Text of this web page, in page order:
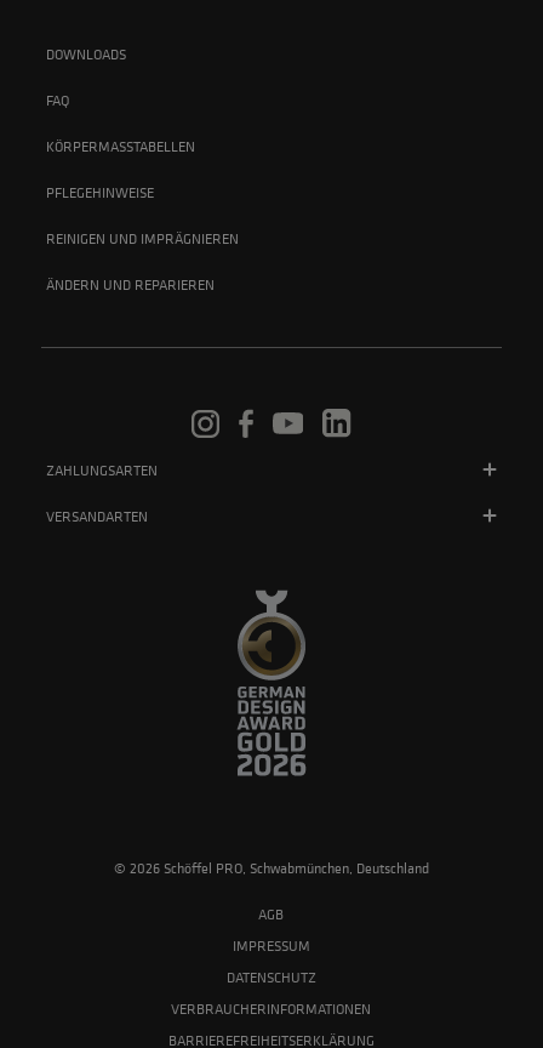
DOWNLOADS
FAQ
KÖRPERMASSTABELLEN
PFLEGEHINWEISE
REINIGEN UND IMPRÄGNIEREN
ÄNDERN UND REPARIEREN
ZAHLUNGSARTEN
VERSANDARTEN
© 2026 Schöffel PRO, Schwabmünchen, Deutschland
AGB
IMPRESSUM
DATENSCHUTZ
VERBRAUCHERINFORMATIONEN
BARRIEREFREIHEITSERKLÄRUNG